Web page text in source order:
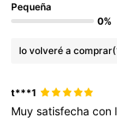
Pequeña
0%
lo volveré a comprar
t***1
Muysatisfechacon